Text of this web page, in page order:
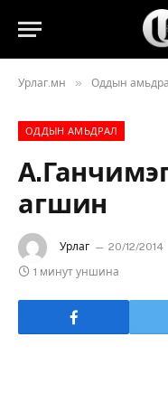
Урлаг.мн » Оддын
ОДДЫН АМЬДРАЛ
агшин
Урлаг 20/12/2014
1 минут уншина